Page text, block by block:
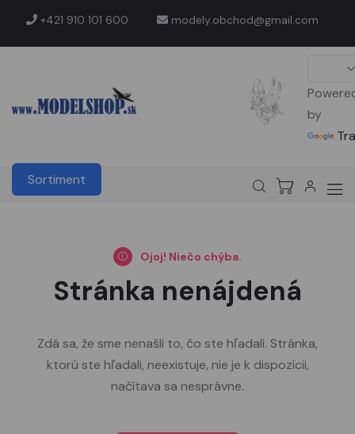
+421 910 101 600 modely.obchod@gmail.com
by
Sortiment
Ojoj! Niečo chýba.
Stránka nenájdená
Zdá sa, že sme nenašli to, čo ste hľadali. Stránka,
ktorú ste hľadali, neexistuje, nie je k dispozícii,
načítava sa nesprávne.